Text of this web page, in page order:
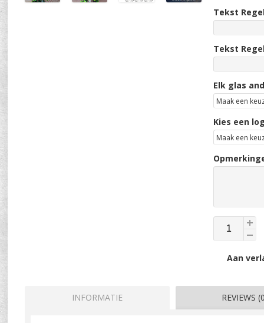
Tekst
Tekst
Elk glas
Kies een
Aan
INFORMATIE REVIEWS